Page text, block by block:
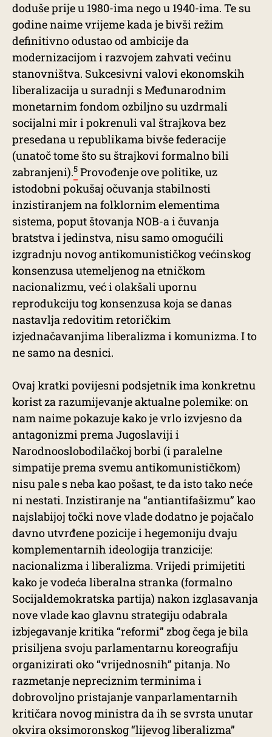
doduše prije u 1980-ima nego u 1940-ima. Te su
godine naime vrijeme kada je bivši režim
definitivno odustao od ambicije da
modernizacijom i razvojem zahvati većinu
stanovništva. Sukcesivni valovi ekonomskih
liberalizacija u suradnji s Međunarodnim
monetarnim fondom ozbiljno su uzdrmali
socijalni mir i pokrenuli val štrajkova bez
presedana u republikama bivše federacije
(unatoč tome što su štrajkovi formalno bili
zabranjeni).5 Provođenje ove politike, uz
istodobni pokušaj očuvanja stabilnosti
inzistiranjem na folklornim elementima
sistema, poput štovanja NOB-a i čuvanja
bratstva i jedinstva, nisu samo omogućili
izgradnju novog antikomunističkog većinskog
konsenzusa utemeljenog na etničkom
nacionalizmu, već i olakšali upornu
reprodukciju tog konsenzusa koja se danas
nastavlja redovitim retoričkim
izjednačavanjima liberalizma i komunizma. I to
ne samo na desnici.
Ovaj kratki povijesni podsjetnik ima konkretnu
korist za razumijevanje aktualne polemike: on
nam naime pokazuje kako je vrlo izvjesno da
antagonizmi prema Jugoslaviji i
Narodnooslobodilačkoj borbi (i paralelne
simpatije prema svemu antikomunističkom)
nisu pale s neba kao pošast, te da isto tako neće
ni nestati. Inzistiranje na “antiantifašizmu” kao
najslabijoj točki nove vlade dodatno je pojačalo
davno utvrđene pozicije i hegemoniju dvaju
komplementarnih ideologija tranzicije:
nacionalizma i liberalizma. Vrijedi primijetiti
kako je vodeća liberalna stranka (formalno
Socijaldemokratska partija) nakon izglasavanja
nove vlade kao glavnu strategiju odabrala
izbjegavanje kritika “reformi” zbog čega je bila
prisiljena svoju parlamentarnu koreografiju
organizirati oko “vrijednosnih” pitanja. No
razmetanje nepreciznim terminima i
dobrovoljno pristajanje vanparlamentarnih
kritičara novog ministra da ih se svrsta unutar
okvira oksimoronskog “lijevog liberalizma”